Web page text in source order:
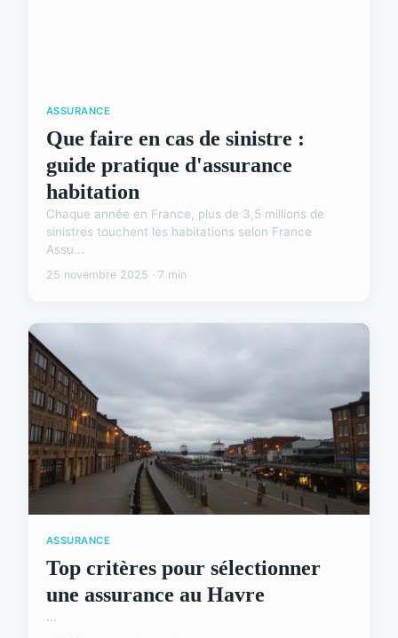
ASSURANCE
Que faire en cas de sinistre :
guide pratique d'assurance
habitation
Chaque année en France, plus de 3,5 millions de
sinistres touchent les habitations selon France
Assu...
25 novembre 2025 · 7 min
ASSURANCE
Top critères pour sélectionner
une assurance au Havre
...